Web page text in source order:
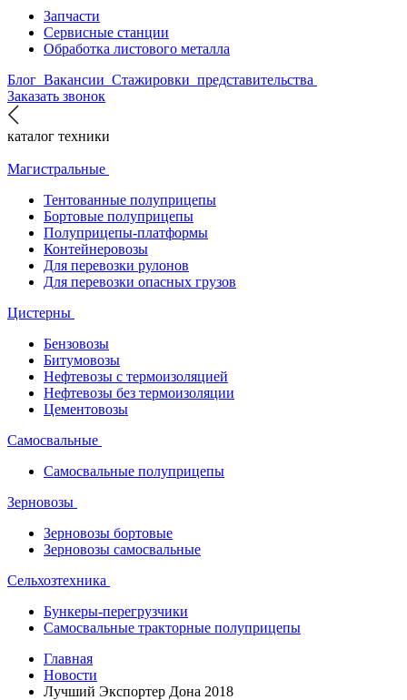
Запчасти
Сервисные станции
Обработка листового металла
Блог Вакансии Стажировки представительства
Заказать звонок
каталог техники
Магистральные
Тентованные полуприцепы
Бортовые полуприцепы
Полуприцепы-платформы
Контейнеровозы
Для перевозки рулонов
Для перевозки опасных грузов
Цистерны
Бензовозы
Битумовозы
Нефтевозы с термоизоляцией
Нефтевозы без термоизоляции
Цементовозы
Самосвальные
Самосвальные полуприцепы
Зерновозы
Зерновозы бортовые
Зерновозы самосвальные
Сельхозтехника
Бункеры-перегрузчики
Самосвальные тракторные полуприцепы
Главная
Новости
Лучший Экспортер Дона 2018